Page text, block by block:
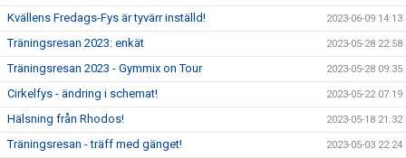
Kvällens Fredags-Fys är tyvärr inställd! 2023-06-09 14:13
Träningsresan 2023: enkät 2023-05-28 22:58
Träningsresan 2023 - Gymmix on Tour 2023-05-28 09:35
Cirkelfys - ändring i schemat! 2023-05-22 07:19
Hälsning från Rhodos! 2023-05-18 21:32
Träningsresan - träff med gänget! 2023-05-03 22:24